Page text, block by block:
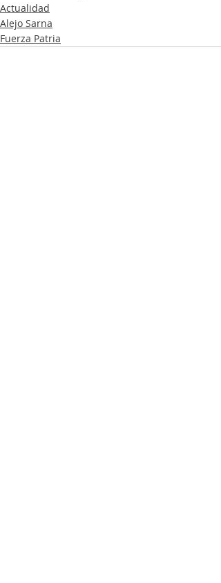
Actualidad
Alejo Sarna
Fuerza Patria